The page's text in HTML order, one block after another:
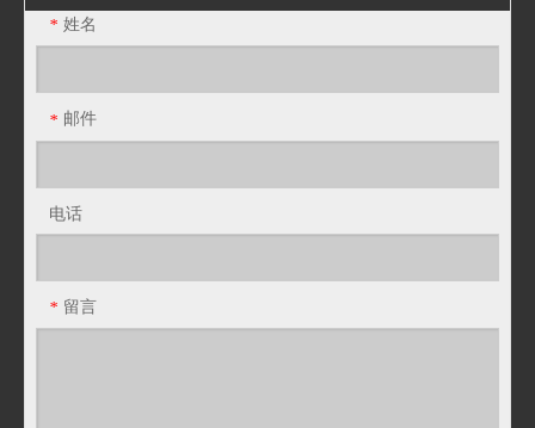
* 姓名
* 邮件
电话
* 留言